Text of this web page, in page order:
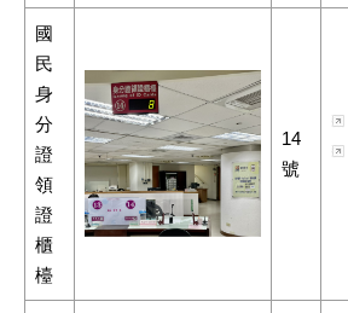
國
民
身
分
證
領
證
櫃
檯
14
號